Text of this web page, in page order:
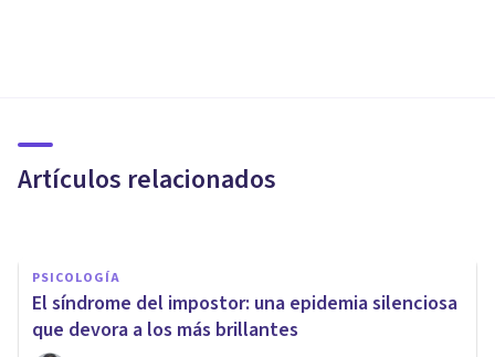
Artículos relacionados
los Padres afecta a sus Hijos
PSICOLOGÍA
El síndrome del impostor: una epidemia silenciosa
que devora a los más brillantes